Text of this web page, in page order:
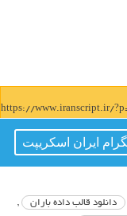
https://www.iranscript.ir/
ایران اسکریپت
دانلود قالب داده باران
,